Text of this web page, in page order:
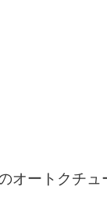
オートクチュ